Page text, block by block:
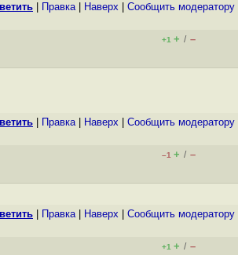
Правка| Наверх Cообщить модератору
+1 + / –
Правка| Наверх Cообщить модератору
–1 + / –
Правка| Наверх Cообщить модератору
+1 + / –